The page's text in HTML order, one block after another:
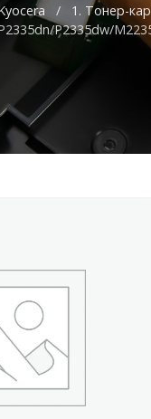
/ 1. Тонер-
P2335dw/